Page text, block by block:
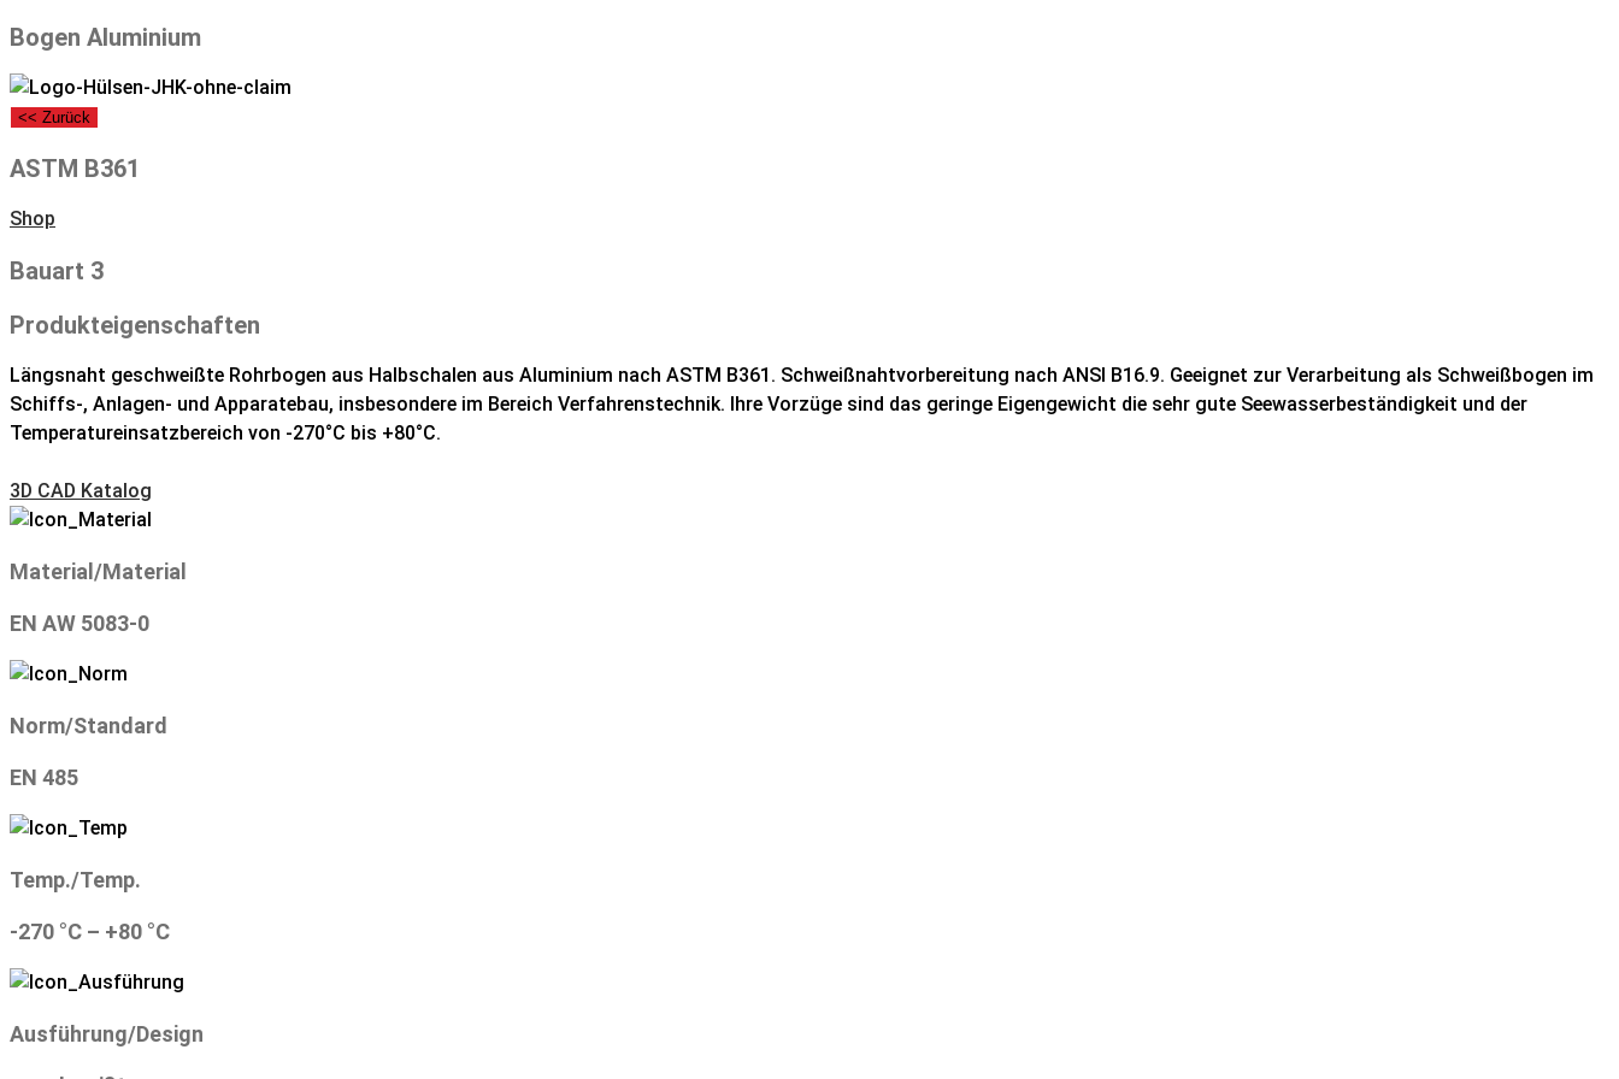
Bogen Aluminium
<< Zurück
ASTM B361
Shop
Bauart 3
Produkteigenschaften
Längsnaht geschweißte Rohrbogen aus Halbschalen aus Aluminium nach ASTM B361. Schweißnahtvorbereitung nach ANSI B16.9. Geeignet zur Verarbeitung als Schweißbogen im
Schiffs-, Anlagen- und Apparatebau, insbesondere im Bereich Verfahrenstechnik. Ihre Vorzüge sind das geringe Eigengewicht die sehr gute Seewasserbeständigkeit und der
Temperatureinsatzbereich von -270°C bis +80°C.
3D CAD Katalog
Material/Material
EN AW 5083-0
Norm/Standard
EN 485
Temp./Temp.
-270 °C – +80 °C
Ausführung/Design